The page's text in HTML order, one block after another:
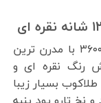
فرش خاتون نقره ای ۱۲۰۰ شانه با تراکم ۳۶۰۰ با مدرن ترین
رنگ نقره ای و
بسیار زیبا